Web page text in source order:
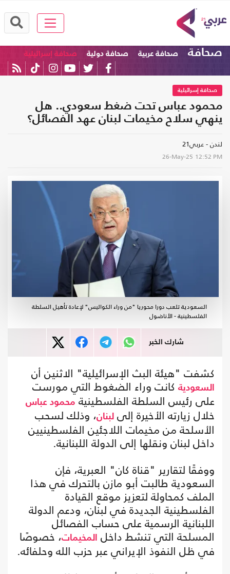
صحافة صحافة عربية صحافة دولية صحافة إسرائيلية
صحافة إسرائيلية
محمود عباس تحت ضغط سعودي.. هل
ينهي سلاح مخيمات لبنان عهد الفصائل؟
لندن - عربي21
26-May-25 12:52 PM
السعودية تلعب دورا محوريا "من وراء الكواليس" لإعادة تأهيل السلطة
الفلسطينية - الأناضول
شارك الخبر
كشفت "هيئة البث الإسرائيلية" الاثنين أن
السعودية كانت وراء الضغوط التي مورست
على رئيس السلطة الفلسطينية محمود عباس
خلال زيارته الأخيرة إلى لبنان، وذلك لسحب
الأسلحة من مخيمات اللاجئين الفلسطينيين
داخل لبنان ونقلها إلى الدولة اللبنانية.
ووفقًا لتقارير "قناة كان" العبرية، فإن
السعودية طالبت أبو مازن بالتحرك في هذا
الملف كمحاولة لتعزيز موقع القيادة
الفلسطينية الجديدة في لبنان، ودعم الدولة
اللبنانية الرسمية على حساب الفصائل
المسلحة التي تنشط داخل المخيمات، خصوصًا
في ظل النفوذ الإيراني عبر حزب الله وحلفائه.